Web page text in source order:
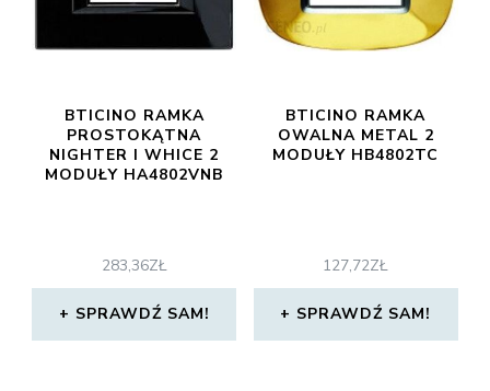
BTICINO RAMKA
PROSTOKĄTNA
NIGHTER I WHICE 2
MODUŁY HA4802VNB
283,36ZŁ
SPRAWDŹ SAM!
BTICINO RAMKA
OWALNA METAL 2
MODUŁY HB4802TC
127,72ZŁ
SPRAWDŹ SAM!